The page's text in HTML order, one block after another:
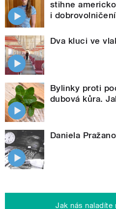
stihne
i
Dva kluci ve
Bylinky proti
dubová kůra.
Daniela
Jak nás naladíte